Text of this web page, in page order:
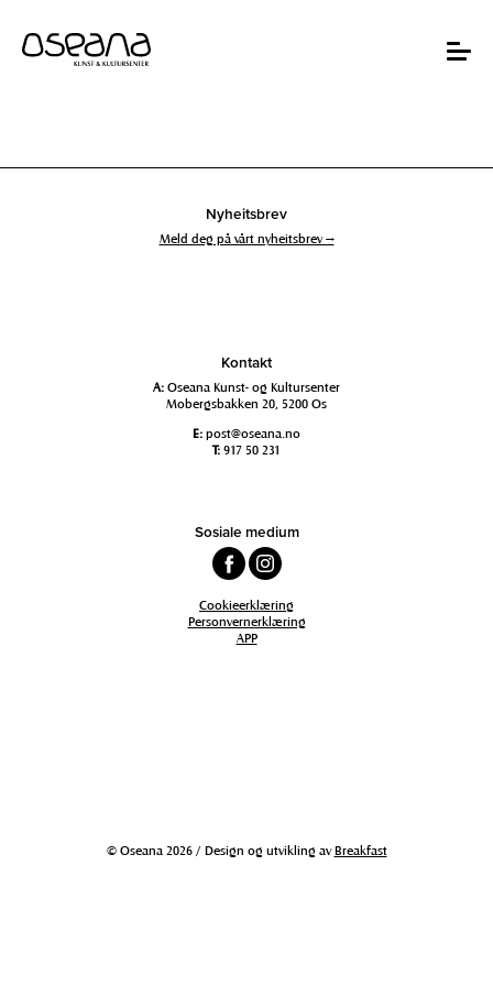
innhold
navigasjon
Toggle
Nyheitsbrev
Meld deg på vårt nyheitsbrev →
Kontakt
A: Oseana Kunst- og Kultursenter
Mobergsbakken 20, 5200 Os
E: post@oseana.no
T: 917 50 231
Sosiale medium
Cookieerklæring
Personvernerklæring
APP
© Oseana 2026 / Design og utvikling avBreakfast